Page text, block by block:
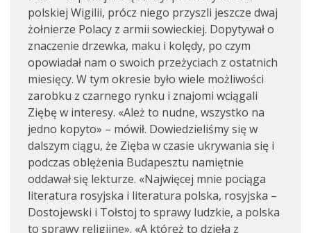
polskiej Wigilii, prócz niego przyszli jeszcze dwaj
żołnierze Polacy z armii sowieckiej. Dopytywał o
znaczenie drzewka, maku i kolędy, po czym
opowiadał nam o swoich przeżyciach z ostatnich
miesięcy. W tym okresie było wiele możliwości
zarobku z czarnego rynku i znajomi wciągali
Ziębę w interesy. «Ależ to nudne, wszystko na
jedno kopyto» – mówił. Dowiedzieliśmy się w
dalszym ciągu, że Zięba w czasie ukrywania się i
podczas oblężenia Budapesztu namiętnie
oddawał się lekturze. «Najwięcej mnie pociąga
literatura rosyjska i literatura polska, rosyjska –
Dostojewski i Tołstoj to sprawy ludzkie, a polska
to sprawy religijne». «A któreż to dzieła z